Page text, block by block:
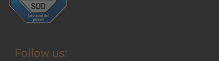
Follow us: